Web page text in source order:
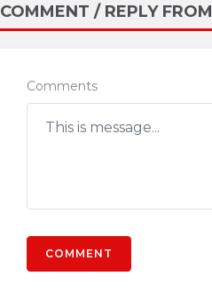
COMMENT / REPLY FROM
Comments
COMMENT